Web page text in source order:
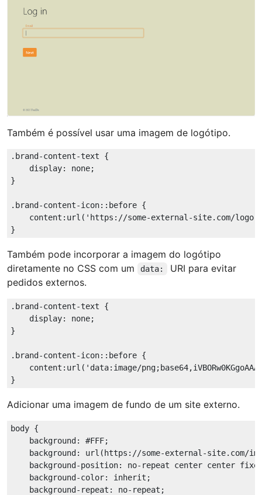
Também é possível usar uma imagem de logótipo.
.brand-content-text {
display: none;
}
.brand-content-icon::before {
content : url ( 'https://some-external-site.com/
Também pode incorporar a imagem do logótipo
diretamente no CSS com um
data:
URI para evitar
pedidos externos.
.brand-content-text {
display: none;
}
.brand-content-icon::before {
content : url ( 'data:image/
Adicionar uma imagem de fundo de um site externo.
body {
background: #FFF;
background: url (https://some-external-site.com/
background-position: no-repeat center center
background-color: inherit;
background-repeat : no-repeat;